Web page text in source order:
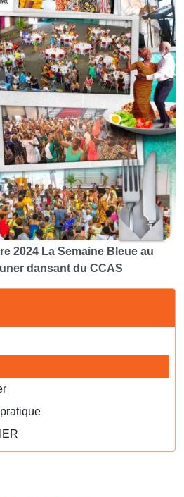
2024 La Semaine Bleue au
dansant du CCAS